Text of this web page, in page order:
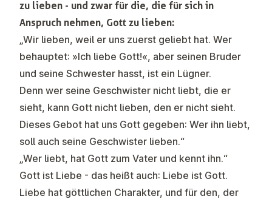
zu lieben - und zwar für die, die für sich in
Anspruch nehmen, Gott zu lieben:
„Wir lieben, weil er uns zuerst geliebt hat. Wer
behauptet: »Ich liebe Gott!«, aber seinen Bruder
und seine Schwester hasst, ist ein Lügner.
Denn wer seine Geschwister nicht liebt, die er
sieht, kann Gott nicht lieben, den er nicht sieht.
Dieses Gebot hat uns Gott gegeben: Wer ihn liebt,
soll auch seine Geschwister lieben.“
„Wer liebt, hat Gott zum Vater und kennt ihn.“
Gott ist Liebe - das heißt auch: Liebe ist Gott.
Liebe hat göttlichen Charakter, und für den, der